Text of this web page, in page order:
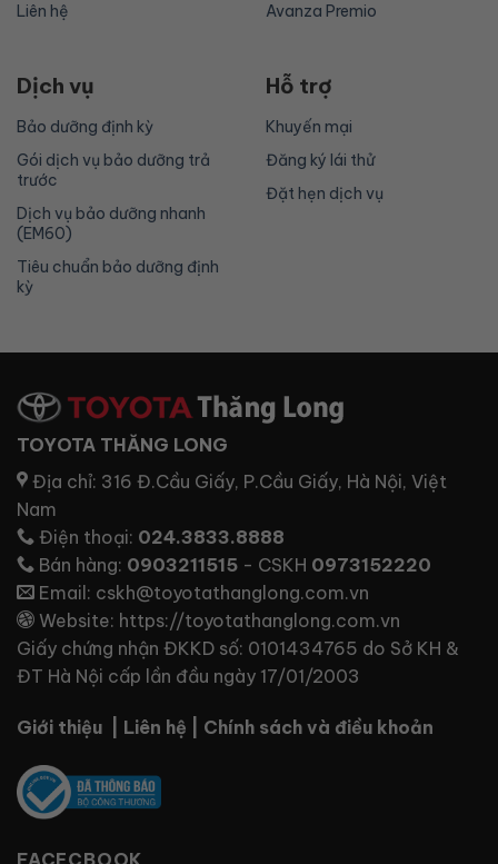
Liên hệ
Avanza Premio
Dịch vụ
Bảo dưỡng định kỳ
Gói dịch vụ bảo dưỡng trả
trước
Dịch vụ bảo dưỡng nhanh
(EM60)
Tiêu chuẩn bảo dưỡng định
kỳ
Hỗ trợ
Khuyến mại
Đăng ký lái thử
Đặt hẹn dịch vụ
TOYOTA THĂNG LONG
Địa chỉ: 316 Đ.Cầu Giấy, P.Cầu Giấy, Hà Nội, Việt
Nam
Điện thoại: 024.3833.8888
Bán hàng: 0903211515 - CSKH 0973152220
Email: cskh@toyotathanglong.com.vn
Website: https://toyotathanglong.com.vn
Giấy chứng nhận ĐKKD số: 0101434765 do Sở KH &
ĐT Hà Nội cấp lần đầu ngày 17/01/2003
Giới thiệu Liên hệ Chính sách và điều khoản
FACECBOOK